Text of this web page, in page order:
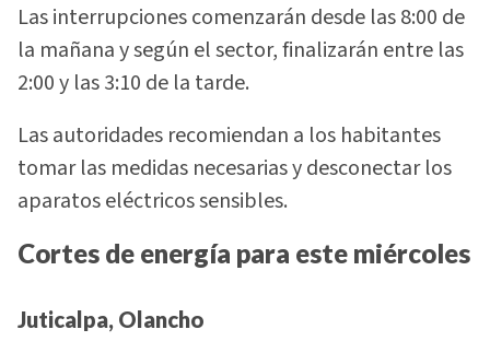
Las interrupciones comenzarán desde las 8:00 de
la mañana y según el sector, finalizarán entre las
2:00 y las 3:10 de la tarde.
Las autoridades recomiendan a los habitantes
tomar las medidas necesarias y desconectar los
aparatos eléctricos sensibles.
Cortes de energía para este miércoles
Juticalpa, Olancho